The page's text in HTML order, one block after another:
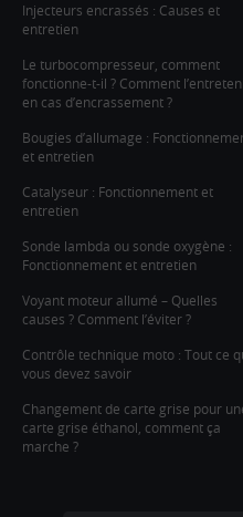
Injecteurs encrassés : Causes et
entretien
Le turbocompresseur, comment
fonctionne-t-il ? Comment
en cas d’encrassement ?
Bougies d’allumage :
et entretien
Catalyseur : Fonctionnement et
entretien
Sonde lambda ou sonde oxygène :
Fonctionnement et entretien
Voyant moteur allumé – Quelles
causes ? Comment l’éviter ?
Contrôle technique moto : Tout ce
vous devez savoir
Changement de carte grise pour
carte grise éthanol, comment ça
marche ?